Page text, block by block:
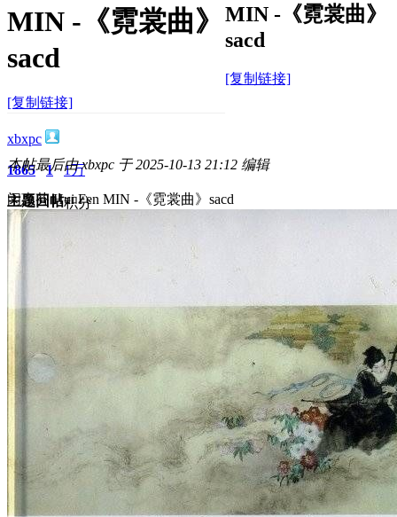
MIN -《霓裳曲》
sacd
[复制链接]
MIN -《霓裳曲》
sacd
[复制链接]
xbxpc
1865
主题
1
回帖
1万
积分
显示全部楼层
本帖最后由 xbxpc 于 2025-10-13 21:12 编辑
闵惠芬 Hui Fen MIN -《霓裳曲》sacd